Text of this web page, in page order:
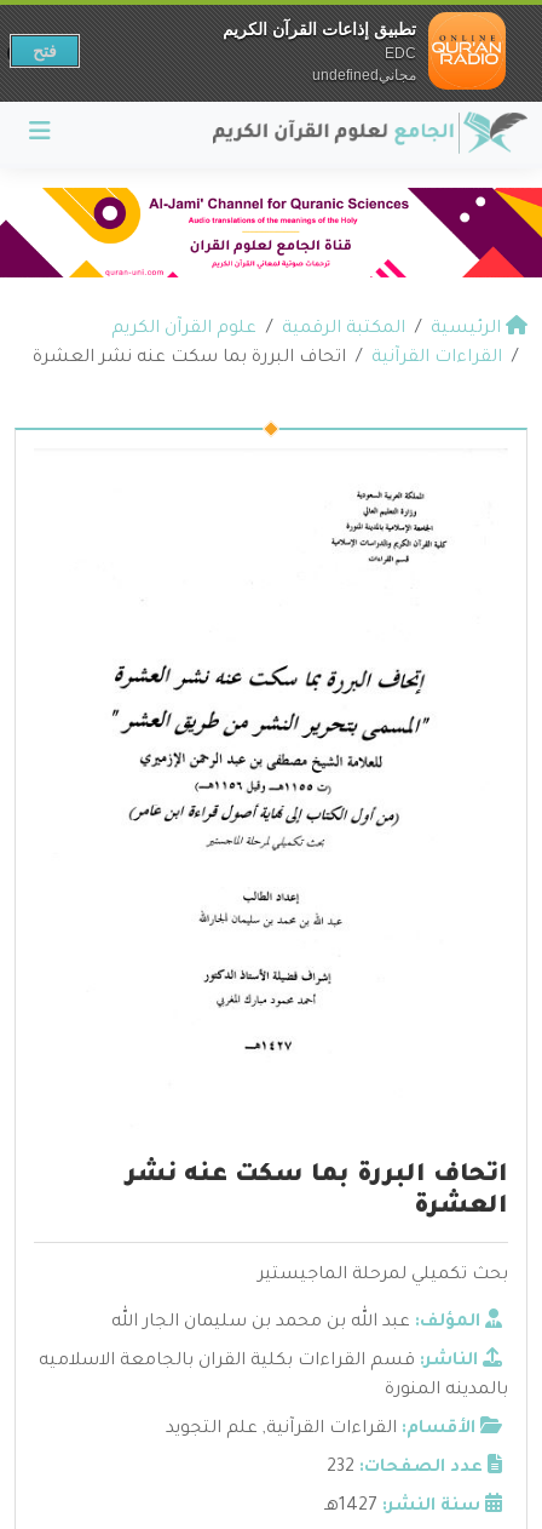
الرئيسية المكتبة الرقمية
علوم القرآن الكريم
القراءات القرآنية
اتحاف البررة بما سكت عنه نشر العشرة
اتحاف البررة بما سكت عنه نشر
العشرة
بحث تكميلي لمرحلة الماجيستير
المؤلف: عبد الله بن محمد بن سليمان الجار الله
الناشر: قسم القراءات بكلية القران بالجامعة الاسلاميه
بالمدينه المنورة
الأقسام: القراءات القرآنية, علم التجويد
عدد الصفحات: 232
سنة النشر: 1427هـ
تطبيق إذاعات القرآن الكريم
EDC
مجانيundefined
فتح